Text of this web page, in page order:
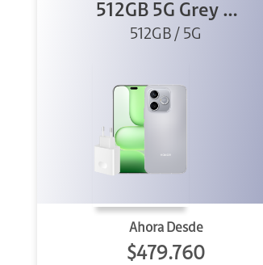
512GB 5G Grey +
45W
512GB / 5G
Ahora Desde
$479.760